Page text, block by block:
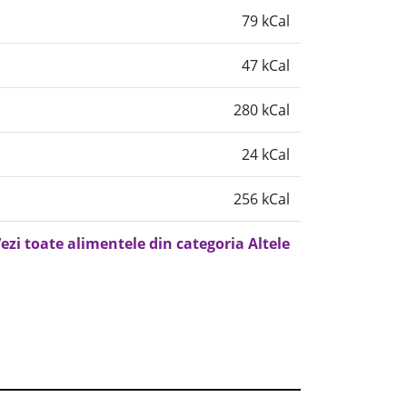
79 kCal
47 kCal
280 kCal
24 kCal
256 kCal
toate alimentele din categoria Altele